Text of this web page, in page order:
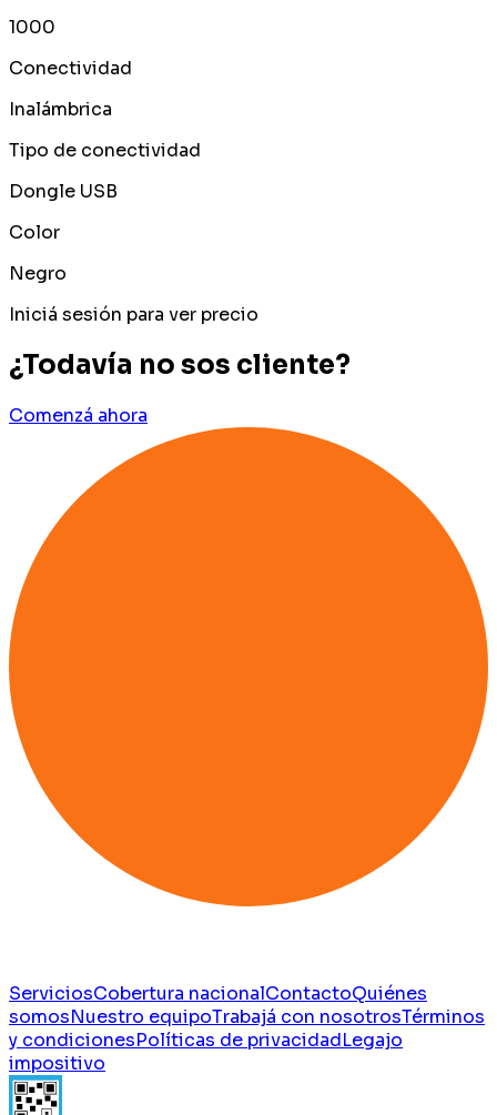
1000
Conectividad
Inalámbrica
Tipo de conectividad
Dongle USB
Color
Negro
Iniciá sesión para ver precio
¿Todavía no sos cliente?
Comenzá ahora
ServiciosCobertura nacionalContactoQuiénes
somosNuestro equipoTrabajá con nosotrosTérminos
y condicionesPolíticas de privacidadLegajo
impositivo